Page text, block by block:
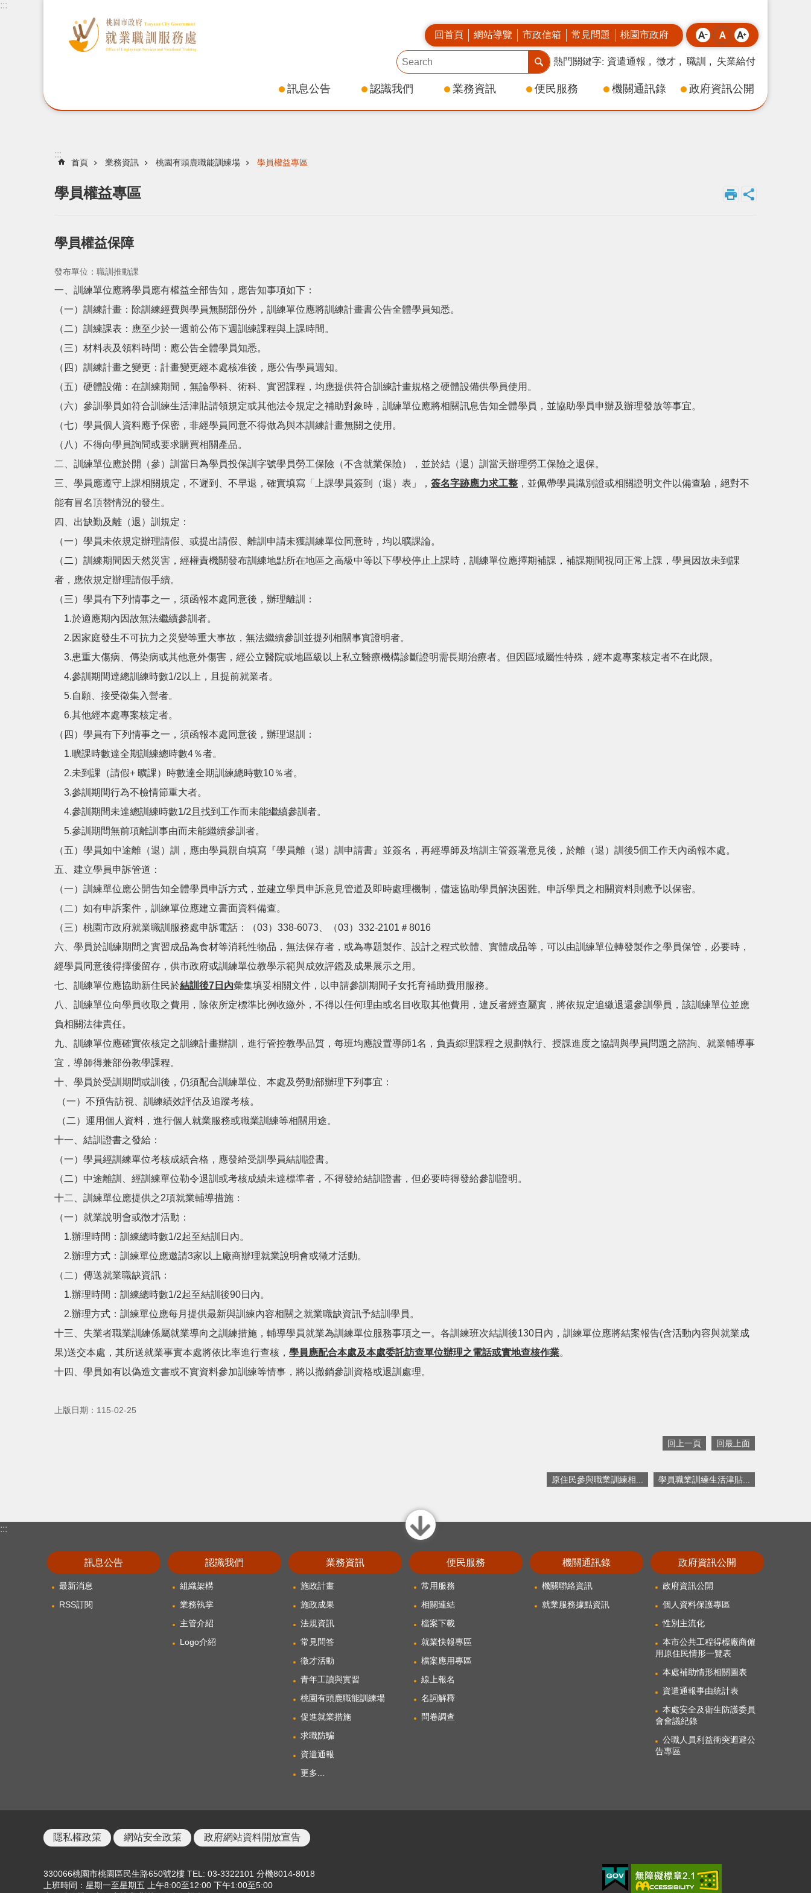
:::
回首頁 網站導覽 市政信箱 常見問題 桃園市政府
熱門關鍵字 資遣通報 徵才 職訓 失業給付
訊息公告 認識我們 業務資訊 便民服務 機關通訊錄 政府資訊公開
:::
首頁 業務資訊 桃園有頭鹿職能訓練場 學員權益專區
學員權益專區
學員權益保障
發布單位：職訓推動課
一、訓練單位應將學員應有權益全部告知，應告知事項如下：
（一）訓練計畫：除訓練經費與學員無關部份外，訓練單位應將訓練計畫書公告全體學員知悉。
（二）訓練課表：應至少於一週前公佈下週訓練課程與上課時間。
（三）材料表及領料時間：應公告全體學員知悉。
（四）訓練計畫之變更：計畫變更經本處核准後，應公告學員週知。
（五）硬體設備：在訓練期間，無論學科、術科、實習課程，均應提供符合訓練計畫規格之硬體設備供學員使用。
（六）參訓學員如符合訓練生活津貼請領規定或其他法令規定之補助對象時，訓練單位應將相關訊息告知全體學員，並協助學員申辦及辦理發放等事宜。
（七）學員個人資料應予保密，非經學員同意不得做為與本訓練計畫無關之使用。
（八）不得向學員詢問或要求購買相關產品。
二、訓練單位應於開（參）訓當日為學員投保訓字號學員勞工保險（不含就業保險），並於結（退）訓當天辦理勞工保險之退保。
三、學員應遵守上課相關規定，不遲到、不早退，確實填寫「上課學員簽到（退）表」， 簽名字跡應力求工整 ，並佩帶學員識別證或相關證明文件以備查驗，絕對不
能有冒名頂替情況的發生。
四、出缺勤及離（退）訓規定：
（一）學員未依規定辦理請假、或提出請假、離訓申請未獲訓練單位同意時，均以曠課論。
（二）訓練期間因天然災害，經權責機關發布訓練地點所在地區之高級中等以下學校停止上課時，訓練單位應擇期補課，補課期間視同正常上課，學員因故未到課
者，應依規定辦理請假手續。
（三）學員有下列情事之一，須函報本處同意後，辦理離訓：
1.於適應期內因故無法繼續參訓者。
2.因家庭發生不可抗力之災變等重大事故，無法繼續參訓並提列相關事實證明者。
3.患重大傷病、傳染病或其他意外傷害，經公立醫院或地區級以上私立醫療機構診斷證明需長期治療者。但因區域屬性特殊，經本處專案核定者不在此限。
4.參訓期間達總訓練時數1/2以上，且提前就業者。
5.自願、接受徵集入營者。
6.其他經本處專案核定者。
（四）學員有下列情事之一，須函報本處同意後，辦理退訓：
1.曠課時數達全期訓練總時數4％者。
2.未到課（請假+ 曠課）時數達全期訓練總時數10％者。
3.參訓期間行為不檢情節重大者。
4.參訓期間未達總訓練時數1/2且找到工作而未能繼續參訓者。
5.參訓期間無前項離訓事由而未能繼續參訓者。
（五）學員如中途離（退）訓，應由學員親自填寫『學員離（退）訓申請書』並簽名，再經導師及培訓主管簽署意見後，於離（退）訓後5個工作天內函報本處。
五、建立學員申訴管道：
（一）訓練單位應公開告知全體學員申訴方式，並建立學員申訴意見管道及即時處理機制，儘速協助學員解決困難。申訴學員之相關資料則應予以保密。
（二）如有申訴案件，訓練單位應建立書面資料備查。
（三）桃園市政府就業職訓服務處申訴電話：（03）338-6073、（03）332-2101＃8016
六、學員於訓練期間之實習成品為食材等消耗性物品，無法保存者，或為專題製作、設計之程式軟體、實體成品等，可以由訓練單位轉發製作之學員保管，必要時，
經學員同意後得擇優留存，供市政府或訓練單位教學示範與成效評鑑及成果展示之用。
七、訓練單位應協助新住民於結訓後7日內彙集填妥相關文件，以申請參訓期間子女托育補助費用服務。
八、訓練單位向學員收取之費用，除依所定標準比例收繳外，不得以任何理由或名目收取其他費用，違反者經查屬實，將依規定追繳退還參訓學員，該訓練單位並應
負相關法律責任。
九、訓練單位應確實依核定之訓練計畫辦訓，進行管控教學品質，每班均應設置導師1名，負責綜理課程之規劃執行、授課進度之協調與學員問題之諮詢、就業輔導事
宜，導師得兼部份教學課程。
十、學員於受訓期間或訓後，仍須配合訓練單位、本處及勞動部辦理下列事宜：
（一）不預告訪視、訓練績效評估及追蹤考核。
（二）運用個人資料，進行個人就業服務或職業訓練等相關用途。
十一、結訓證書之發給：
（一）學員經訓練單位考核成績合格，應發給受訓學員結訓證書。
（二）中途離訓、經訓練單位勒令退訓或考核成績未達標準者，不得發給結訓證書，但必要時得發給參訓證明。
十二、訓練單位應提供之2項就業輔導措施：
（一）就業說明會或徵才活動：
1.辦理時間：訓練總時數1/2起至結訓日內。
2.辦理方式：訓練單位應邀請3家以上廠商辦理就業說明會或徵才活動。
（二）傳送就業職缺資訊：
1.辦理時間：訓練總時數1/2起至結訓後90日內。
2.辦理方式：訓練單位應每月提供最新與訓練內容相關之就業職缺資訊予結訓學員。
十三、失業者職業訓練係屬就業導向之訓練措施，輔導學員就業為訓練單位服務事項之一。各訓練班次結訓後130日內，訓練單位應將結案報告(含活動內容與就業成
果)送交本處，其所送就業事實本處將依比率進行查核， 學員應配合本處及本處委託訪查單位辦理之電話或實地查核作業。
十四、學員如有以偽造文書或不實資料參加訓練等情事，將以撤銷參訓資格或退訓處理。
上版日期：115-02-25
回上一頁 回最上面
原住民參與職業訓練相... 學員職業訓練生活津貼...
:::
訊息公告
最新消息
RSS訂閱
認識我們
組織架構
業務執掌
主管介紹
Logo介紹
業務資訊
施政計畫
施政成果
法規資訊
常見問答
徵才活動
青年工讀與實習
桃園有頭鹿職能訓練場
促進就業措施
求職防騙
資遣通報
更多...
便民服務
常用服務
相關連結
檔案下載
就業快報專區
檔案應用專區
線上報名
名詞解釋
問卷調查
機關通訊錄
機關聯絡資訊
就業服務據點資訊
政府資訊公開
政府資訊公開
個人資料保護專區
性別主流化
本市公共工程得標廠商僱
用原住民情形一覽表
本處補助情形相關圖表
資遣通報事由統計表
本處安全及衛生防護委員
會會議紀錄
公職人員利益衝突迴避公
告專區
隱私權政策 網站安全政策 政府網站資料開放宣告
330066桃園市桃園區民生路650號2樓 TEL: 03-3322101 分機8014-8018
上班時間：星期一至星期五 上午8:00至12:00 下午1:00至5:00